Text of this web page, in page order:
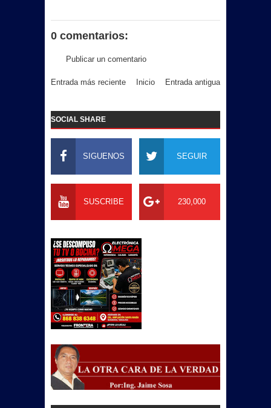
0 comentarios:
Publicar un comentario
Entrada más reciente Entrada antigua
Inicio
SOCIAL SHARE
SIGUENOS SEGUIR
SUSCRIBE 230,000